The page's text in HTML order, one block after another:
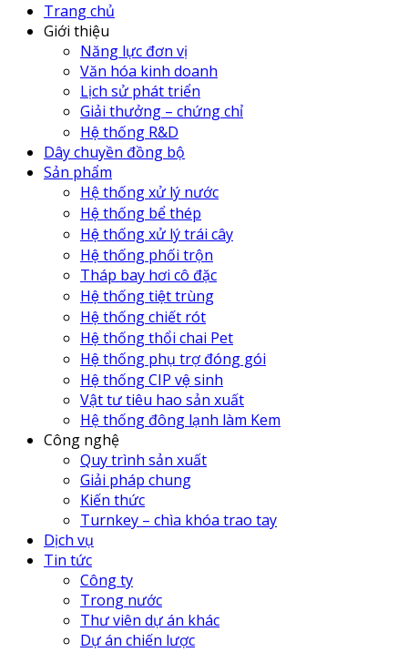
Trang chủ
Giới thiệu
Năng lực đơn vị
Văn hóa kinh doanh
Lịch sử phát triển
Giải thưởng – chứng chỉ
Hệ thống R&D
Dây chuyền đồng bộ
Sản phẩm
Hệ thống xử lý nước
Hệ thống bể thép
Hệ thống xử lý trái cây
Hệ thống phối trộn
Tháp bay hơi cô đặc
Hệ thống tiệt trùng
Hệ thống chiết rót
Hệ thống thổi chai Pet
Hệ thống phụ trợ đóng gói
Hệ thống CIP vệ sinh
Vật tư tiêu hao sản xuất
Hệ thống đông lạnh làm Kem
Công nghệ
Quy trình sản xuất
Giải pháp chung
Kiến thức
Turnkey – chìa khóa trao tay
Dịch vụ
Tin tức
Công ty
Trong nước
Thư viên dự án khác
Dự án chiến lược